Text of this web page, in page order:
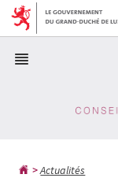
Aller
navigation
Aller
Actualités